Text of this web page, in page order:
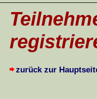
zurück zur